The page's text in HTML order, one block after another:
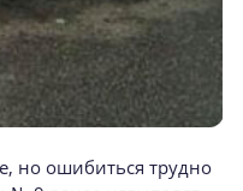
но ошибиться трудно